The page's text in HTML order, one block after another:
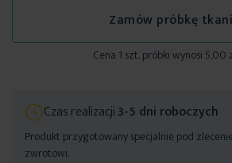
Zamów próbkę
Cena 1 szt. próbki wynosi 5,00
Czas realizacji3-5 dni roboczych
Produkt przygotowany specjalnie pod
zwrotowi.